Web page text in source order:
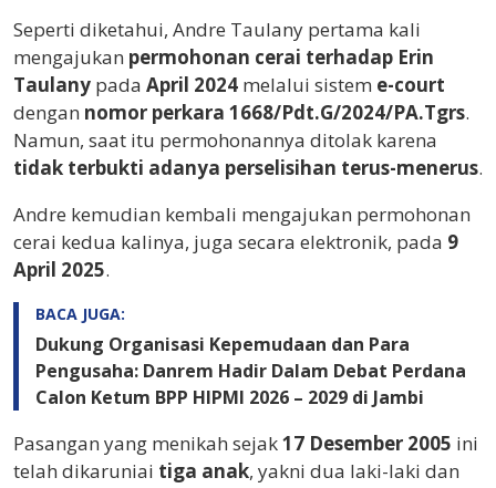
Seperti diketahui, Andre Taulany pertama kali
mengajukan permohonan cerai terhadap Erin
Taulany pada April 2024 melalui sistem e-court
dengan nomor perkara 1668/Pdt.G/2024/PA.Tgrs.
Namun, saat itu permohonannya ditolak karena
tidak terbukti adanya perselisihan terus-menerus.
Andre kemudian kembali mengajukan permohonan
cerai kedua kalinya, juga secara elektronik, pada 9
April 2025.
BACA JUGA:
Dukung Organisasi Kepemudaan dan Para
Pengusaha: Danrem Hadir Dalam Debat Perdana
Calon Ketum BPP HIPMI 2026 – 2029 di Jambi
Pasangan yang menikah sejak17 Desember 2005 ini
telah dikaruniai tiga anak, yakni dua laki-laki dan